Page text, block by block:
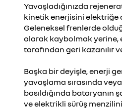
Yavaşladığınızda
kinetik enerjisini elektriğe
Geleneksel frenlerde
olarak kaybolmak yerine,
tarafından geri kazanılır
Başka bir deyişle, enerji
yavaşlama sırasında
basıldığında bataryanın
ve elektrikli sürüş